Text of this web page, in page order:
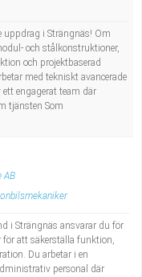
uppdrag i Strängnäs! Om
och stålkonstruktioner,
och projektbaserad
med tekniskt avancerade
ett engagerat team där
tjänsten Som
AB
i Strängnäs ansvarar du för
för att säkerställa funktion,
Du arbetar i en
personal där